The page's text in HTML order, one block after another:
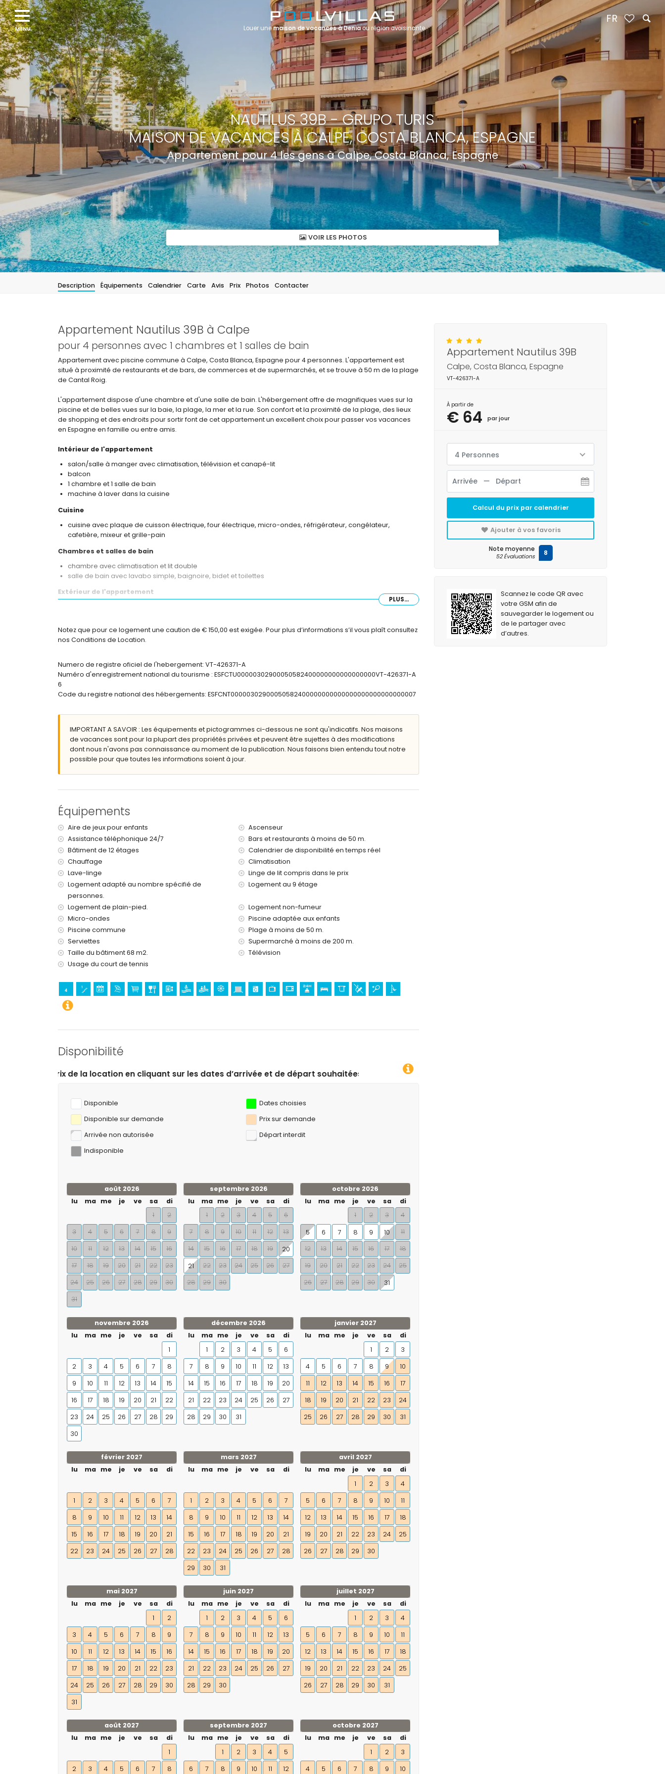
NAUTILUS 39B - GRUPO TURIS
MAISON DE VACANCES À CALPE, COSTA BLANCA, ESPAGNE
Appartement pour 4 les gens à Calpe, Costa Blanca, Espagne
VOIR LES PHOTOS
Description Équipements Calendrier Carte Avis Prix Photos Contacter
Appartement Nautilus 39B à Calpe
pour 4 personnes avec 1 chambres et 1 salles de bain
Appartement avec piscine commune à Calpe, Costa Blanca, Espagne pour 4 personnes. L'appartement est
situé à proximité de restaurants et de bars, de commerces et de supermarchés, et se trouve à 50 m de la plage
de Cantal Roig.
L'appartement dispose d'une chambre et d'une salle de bain. L'hébergement offre de magnifiques vues sur la
piscine et de belles vues sur la baie, la plage, la mer et la rue. Son confort et la proximité de la plage, des lieux
de shopping et des endroits pour sortir font de cet appartement un excellent choix pour passer vos vacances
en Espagne en famille ou entre amis.
Intérieur de l'appartement
salon/salle à manger avec climatisation, télévision et canapé-lit
balcon
1 chambre et 1 salle de bain
machine à laver dans la cuisine
Cuisine
cuisine avec plaque de cuisson électrique, four électrique, micro-ondes, réfrigérateur, congélateur,
cafetière, mixeur et grille-pain
Chambres et salles de bain
chambre avec climatisation et lit double
salle de bain avec lavabo simple, baignoire, bidet et toilettes
Extérieur de l'appartement
piscine pour enfants
aire de jeux
Plus d'informations
aéroport le plus proche : El Altet (Alicante) (à moins de 100 kilomètres de l'appartement)
interdiction de fumer
animaux domestiques non autorisés
Le bâtiment où se trouve l'hébergement dispose d'un ascenseur.
L'hébergement convient très bien aux familles avec enfants.
Installations et services privés inclus dans le tarif de location
linge de lit et serviettes
Installations / services communs
court de tennis
Installations et services privés en supplément
chauffage central
lit/couffin pour enfants (sur demande)
Sports
golf (à moins de 10 kilomètres de l'appartement)
PLUS...
Notez que pour ce logement une caution de € 150,00 est exigée. Pour plus d’informations s’il vous plaît consultez
nos Conditions de Location.
Numero de registre oficiel de l'hebergement: VT-426371-A
Numéro d'enregistrement national du tourisme : ESFCTU00000302900050582400000000000000000VT-426371-A
6
Code du registre national des hébergements: ESFCNT00000302900050582400000000000000000000000000007
IMPORTANT A SAVOIR : Les équipements et pictogrammes ci-dessous ne sont qu'indicatifs. Nos maisons
de vacances sont pour la plupart des propriétés privées et peuvent être sujettes à des modifications
dont nous n'avons pas connaissance au moment de la publication. Nous faisons bien entendu tout notre
possible pour que toutes les informations soient à jour.
Équipements
Aire de jeux pour enfants
Ascenseur
Assistance téléphonique 24/7
Bars et restaurants à moins de 50 m.
Bâtiment de 12 étages
Calendrier de disponibilité en temps réel
Chauffage
Climatisation
Lave-linge
Linge de lit compris dans le prix
Logement adapté au nombre spécifié de
personnes.
Logement au 9 étage
Logement de plain-pied.
Logement non-fumeur
Micro-ondes
Piscine adaptée aux enfants
Piscine commune
Plage à moins de 50 m.
Serviettes
Supermarché à moins de 200 m.
Taille du bâtiment 68 m2.
Télévision
Usage du court de tennis
Disponibilité
en cliquant sur les dates d’arrivée et de départ souhaitées !
Disponible
Dates choisies
Disponible sur demande
Prix ​​sur demande
Arrivée non autorisée
Départ interdit
Indisponible
août 2026
lu
ma me je ve sa
di
1
2
3
4 5 6 7 8
9
10
11 12 13 14 15
16
17
18 19 20 21 22
23
24
25 26 27 28 29
30
31
septembre 2026
lu
ma me je ve sa
di
1
2 3 4 5
6
7
8 9 10 11 12
13
14
15 16 17 18 19
20
21
22 23 24 25 26
27
28
29 30
octobre 2026
lu
ma me je ve sa
di
1
2 3 4
5 6 7 8 9 10
11
12
13 14 15 16 17
18
19
20 21 22 23 24
25
26
27 28 29 30 31
novembre 2026
lu
ma me je ve sa
di
1
2
3 4 5 6 7
8
9
10 11 12 13 14
15
16
17 18 19 20 21
22
23
24 25 26 27 28
29
30
décembre 2026
lu
ma me je ve sa
di
1
2 3 4 5
6
7
8 9 10 11 12
13
14
15 16 17 18 19
20
21
22 23 24 25 26
27
28
29 30 31
janvier 2027
lu
ma me je ve sa
di
1
2
3
4
5 6 7 8 9
10
11
12 13 14 15 16
17
18
19 20 21 22 23
24
25
26 27 28 29 30 31
février 2027
lu
ma me je ve sa di
1 2 3 4 5 6
7
8
9 10 11 12 13
14
15
16 17 18 19 20
21
22
23 24 25 26 27 28
mars 2027
lu
ma me je ve sa di
1 2 3 4 5 6
7
8
9 10 11 12 13
14
15
16 17 18 19 20
21
22
23 24 25 26 27
28
29
30 31
avril 2027
lu
ma me je ve sa
di
1
2 3
4
5
6 7 8 9 10
11
12
13 14 15 16 17
18
19
20 21 22 23 24
25
26
27 28 29 30
mai 2027
lu
ma me je ve sa
di
1
2
3
4 5 6 7 8
9
10
11 12 13 14 15
16
17
18 19 20 21 22
23
24
25 26 27 28 29
30
31
juin 2027
lu
ma me je ve sa
di
1
2 3 4 5
6
7
8 9 10 11 12
13
14
15 16 17 18 19
20
21
22 23 24 25 26
27
28
29 30
juillet 2027
lu
ma me je ve sa
di
1
2 3
4
5
6 7 8 9 10
11
12
13 14 15 16 17
18
19
20 21 22 23 24
25
26
27 28 29 30 31
août 2027
lu
ma me je ve sa
di
1
2
3 4 5 6 7 8
septembre 2027
lu
ma me je ve sa
di
1
2 3 4
5
6
7 8 9 10 11 12
octobre 2027
lu
ma me je ve sa
di
1
2
3
4
5 6 7 8 9 10
Appartement Nautilus 39B
Calpe, Costa Blanca, Espagne
VT-426371-A
À partir de
€ 64 par jour
4 Personnes
Calcul du prix par calendrier
Ajouter à vos favoris
Note moyenne
52 Évaluations 8
Scannez le code QR avec
votre GSM afin de
sauvegarder le logement ou
de le partager avec
d’autres.
Louer unemaison de vacances à Deniaou région avoisinante
FR